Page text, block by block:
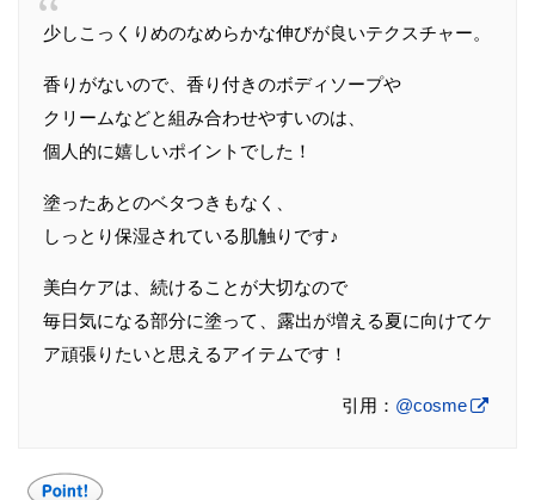
少しこっくりめのなめらかな伸びが良いテクスチャー。
香りがないので、香り付きのボディソープや
クリームなどと組み合わせやすいのは、
個人的に嬉しいポイントでした！
塗ったあとのベタつきもなく、
しっとり保湿されている肌触りです♪
美白ケアは、続けることが大切なので
毎日気になる部分に塗って、露出が増える夏に向けてケ
ア頑張りたいと思えるアイテムです！
引用： @cosme